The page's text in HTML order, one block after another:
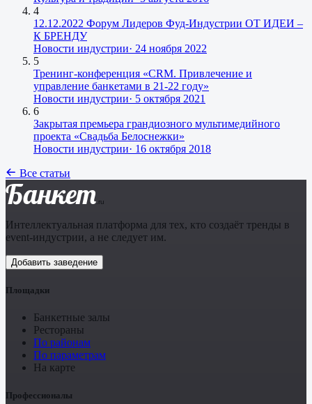
4
12.12.2022 Форум Лидеров Фуд-Индустрии ОТ ИДЕИ –
К БРЕНДУ
Новости индустрии· 24 ноября 2022
5
Тренинг-конференция «CRM. Привлечение и
управление банкетами в 21-22 году»
Новости индустрии· 5 октября 2021
6
Закрытая премьера грандиозного мультимедийного
проекта «Свадьба Белоснежки»
Новости индустрии· 16 октября 2018
Все статьи
Банкет .ru
Интеллектуальная платформа для тех, кто создаёт тренды в
event-индустрии, а не следует им.
Добавить заведение
Площадки
Банкетные залы
Рестораны
По районам
По параметрам
На карте
Профессионалы